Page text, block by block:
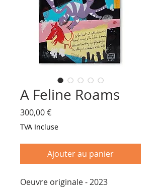
A Feline Roams
300,00 €Prix
TVA Incluse
Ajouter au panier
Oeuvre originale - 2023